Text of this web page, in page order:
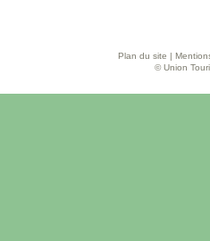
Plan du site
© Union